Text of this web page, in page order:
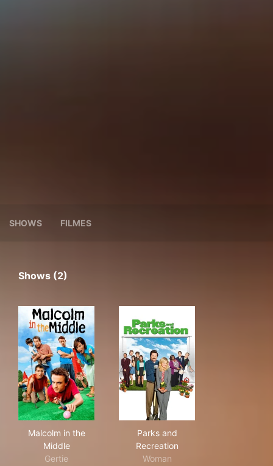
SHOWS FILMES
Shows (2)
Malcolm in the
Middle
Gertie
Parks and
Recreation
Woman